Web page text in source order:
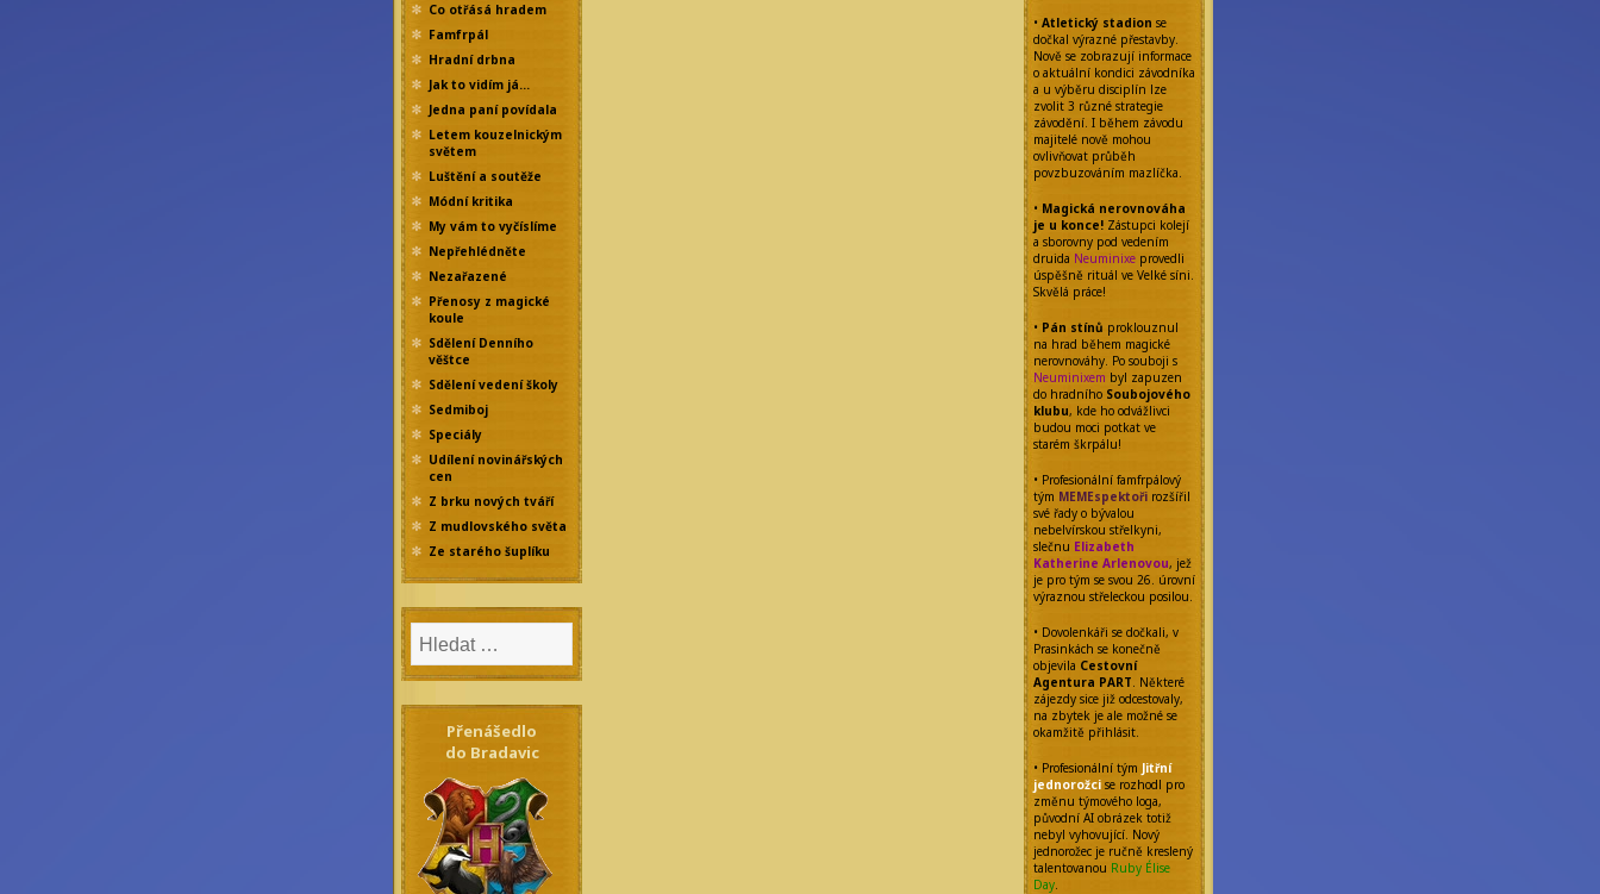
Co otřásá hradem
Famfrpál
Hradní drbna
Jak to vidím já…
Jedna paní povídala
Letem kouzelnickým
světem
Luštění a soutěže
Módní kritika
My vám to vyčíslíme
Nepřehlédněte
Nezařazené
Přenosy z magické
koule
Sdělení Denního
věštce
Sdělení vedení školy
Sedmiboj
Speciály
Udílení novinářských
cen
Z brku nových tváří
Z mudlovského světa
Ze starého šuplíku
Přenášedlo
do Bradavic
• Atletický stadion se
dočkal výrazné přestavby.
Nově se zobrazují informace
o aktuální kondici závodníka
a u výběru disciplín lze
zvolit 3 různé strategie
závodění. I během závodu
majitelé nově mohou
ovlivňovat průběh
povzbuzováním mazlíčka.
• Magická nerovnováha
je u konce! Zástupci kolejí
a sborovny pod vedením
druida Neuminixe provedli
úspěšně rituál ve Velké síni.
Skvělá práce!
• Pán stínů proklouznul
na hrad během magické
nerovnováhy. Po souboji s
Neuminixem byl zapuzen
do hradního Soubojového
klubu, kde ho odvážlivci
budou moci potkat ve
starém škrpálu!
• Profesionální famfrpálový
tým MEMEspektoři rozšířil
své řady o bývalou
nebelvírskou střelkyni,
slečnu Elizabeth
Katherine Arlenovou, jež
je pro tým se svou 26. úrovní
výraznou střeleckou posilou.
• Dovolenkáři se dočkali, v
Prasinkách se konečně
objevila Cestovní
Agentura PART. Některé
zájezdy sice již odcestovaly,
na zbytek je ale možné se
okamžitě přihlásit.
• Profesionální tým Jitřní
jednorožci se rozhodl pro
změnu týmového loga,
původní AI obrázek totiž
nebyl vyhovující. Nový
jednorožec je ručně kreslený
talentovanou Ruby Élise
Day.